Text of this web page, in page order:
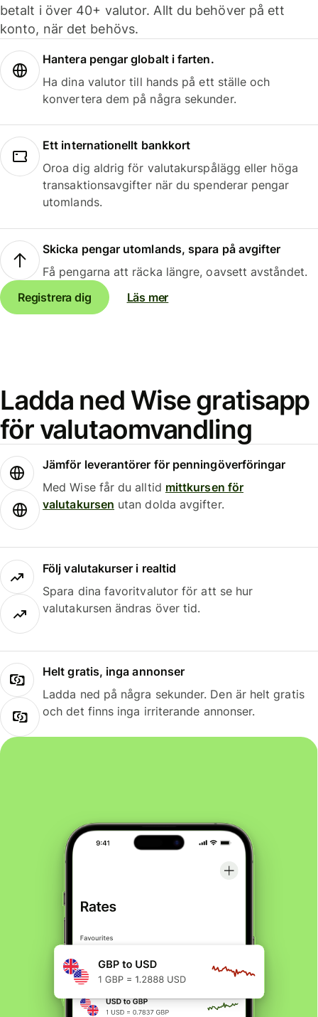
betalt i över 40+ valutor. Allt du behöver på ett
konto, när det behövs.
Hantera pengar globalt i farten.
Ha dina valutor till hands på ett ställe och
konvertera dem på några sekunder.
Ett internationellt bankkort
Oroa dig aldrig för valutakurspålägg eller höga
transaktionsavgifter när du spenderar pengar
utomlands.
Skicka pengar utomlands, spara på avgifter
Få pengarna att räcka längre, oavsett avståndet.
Registrera dig
Läs mer
Ladda ned Wise gratisapp
för valutaomvandling
Jämför leverantörer för penningöverföringar
Med Wise får du alltid mittkursen för
valutakursen utan dolda avgifter.
Följ valutakurser i realtid
Spara dina favoritvalutor för att se hur
valutakursen ändras över tid.
Helt gratis, inga annonser
Ladda ned på några sekunder. Den är helt gratis
och det finns inga irriterande annonser.